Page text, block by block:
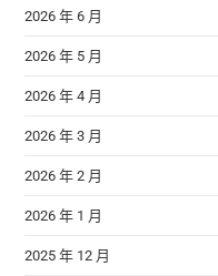
2026 年 6 月
2026 年 5 月
2026 年 4 月
2026 年 3 月
2026 年 2 月
2026 年 1 月
2025 年 12 月